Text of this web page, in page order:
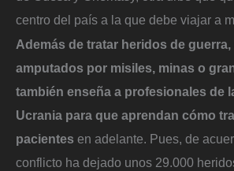
centro del país a la que debe viajar a
Además de tratar heridos de
amputados por misiles, minas o
también enseña a profesionales de
Ucrania para que aprendan cómo
pacientes en adelante. Pues, de
conflicto ha dejado unos 29.000